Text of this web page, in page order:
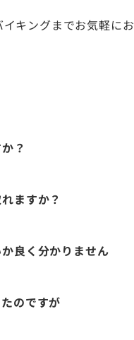
キングまでお気軽にお
？
ますか？
良く分かりません
のですが